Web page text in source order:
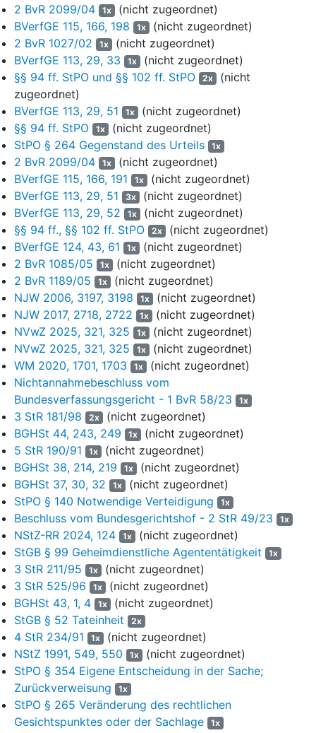
Berufsverbot ausgegangen, der in Tateinheit mit dem
Herstellen kinderpornographischer Schriften gemäß § 184b
Abs. 1 Nr. 3 StGB (in der bis zum 30. Juni 2021 geltenden
Fassung) stehe. Hinsichtlich des Falles II.3 der Urteilsgründe
hat die Strafkammer den Angeklagten wegen Besitzes
kinderpornographischer Schriften gemäß§ 184b Abs. 3 StGB
(in der bis zum 31. Dezember 2020 geltenden Fassung)
verurteilt.
B.
9
Zurecht weist die Revision auf ein möglicherweise
bestehendes Verfahrenshindernis hin, mit der Folge, dass
die Verurteilung des Angeklagten im Fall II.3 der Urteilsgründe
keinen Bestand haben kann. Soweit der Verurteilung die Bilder
und das Video auf der Festpatte Seagate zugrunde liegen,
kann der Senat nicht ausschließen, dass diese schon
Gegenstand der vorangegangenen Verurteilung des
Landgerichts München I vom 15. Oktober 2019 waren und
insoweit Strafklageverbrauch eingetreten ist.
I.
10
Die Strafkammer hat es als erwiesen angesehen, dass
der Angeklagte zwischen dem 6. Januar 2017 und dem
12. März 2021 im Besitz der Festplatte Seagate war. Die
Speicherung der verfahrensgegenständlichen
kinderpornographischen Bilder und des Videos erfolgte
„frühestens seit dem 7. Januar 2017“. Die Dateien wurden zu
einem nicht aufklärbaren Zeitpunkt vor dem 12. März 2021
gelöscht. Der Angeklagte war ausweislich der Urteilsgründe
aber „jedenfalls im Jahr 2017 in Besitz der auf der Festplatte
Seagate (…) gespeicherten Bilder und des Videos“.
11
1. Ausgehend hiervon erscheint es zumindest möglich,
dass der Angeklagte schon im März 2017 das nämliche
kinderpornographische Material auf der Festplatte Seagate
gespeichert hatte. Deren Besitz wäre von der Verurteilung des
Landgerichts München I vom 15. Oktober 2019 umfasst, da es
sich – da keine selbstständigen Erwerbs- und
Verschaffungstaten festgestellt sind – um dieselbe prozessuale
Tat handeln würde wie jene, die dem Urteil des Landgerichts
München I vom 15. Oktober 2019 zugrunde liegt (vgl. BGH,
Beschlüsse vom 28. August 2018 –5 StR 335/18
18. Dezember 2019 –3 StR 264/19, NStZ-RR 2020, 172, 174,
und vom 27. September 2022 –
f.).
12 2. Aus der vom Senat freibeweislich zur Kenntnis
2 BvR 2099/04
1x (nicht zugeordnet)
BVerfGE 115, 166, 198
1x (nicht zugeordnet)
2 BvR 1027/02
1x (nicht zugeordnet)
BVerfGE 113, 29, 33
1x (nicht zugeordnet)
§§ 94 ff. StPO und §§ 102 ff. StPO
2x (nicht
zugeordnet)
BVerfGE 113, 29, 51
1x (nicht zugeordnet)
§§ 94 ff. StPO
1x (nicht zugeordnet)
StPO § 264 Gegenstand des Urteils
1x
2 BvR 2099/04 1x (nicht zugeordnet)
BVerfGE 115, 166, 191
1x (nicht zugeordnet)
BVerfGE 113, 29, 51
3x (nicht zugeordnet)
BVerfGE 113, 29, 52
1x (nicht zugeordnet)
§§ 94 ff., §§ 102 ff. StPO
2x (nicht zugeordnet)
BVerfGE 124, 43, 61
1x (nicht zugeordnet)
2 BvR 1085/05
1x (nicht zugeordnet)
2 BvR 1189/05
1x (nicht zugeordnet)
NJW 2006, 3197, 3198
1x (nicht zugeordnet)
NJW 2017, 2718, 2722
1x (nicht zugeordnet)
NVwZ 2025, 321, 325
1x (nicht zugeordnet)
NVwZ 2025, 321, 325
1x (nicht zugeordnet)
WM 2020, 1701, 1703
1x (nicht zugeordnet)
Nichtannahmebeschluss vom
Bundesverfassungsgericht - 1 BvR 58/23
1x
3 StR 181/98 2x (nicht zugeordnet)
BGHSt 44, 243, 249
1x (nicht zugeordnet)
5 StR 190/91
1x (nicht zugeordnet)
BGHSt 38, 214, 219
1x (nicht zugeordnet)
BGHSt 37, 30, 32
1x (nicht zugeordnet)
StPO § 140 Notwendige Verteidigung
1x
Beschluss vom Bundesgerichtshof - 2 StR 49/23 1x
NStZ-RR 2024, 124 1x (nicht zugeordnet)
StGB § 99 Geheimdienstliche Agententätigkeit
1x
3 StR 211/95 1x (nicht zugeordnet)
3 StR 525/96
1x (nicht zugeordnet)
BGHSt 43, 1, 4
1x (nicht zugeordnet)
StGB § 52 Tateinheit
2x
4 StR 234/91 1x (nicht zugeordnet)
NStZ 1991, 549, 550
1x (nicht zugeordnet)
StPO § 354 Eigene Entscheidung in der Sache;
Zurückverweisung
1x
StPO § 265 Veränderung des rechtlichen
Gesichtspunktes oder der Sachlage
1x